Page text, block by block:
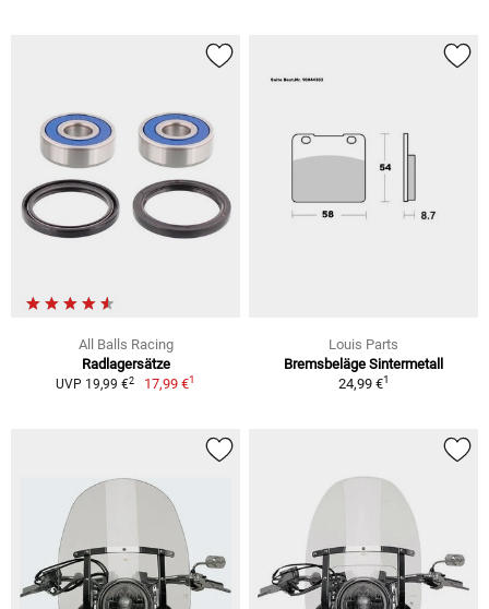
All Balls Racing
Radlagersätze
UVP 19,99 €2 17,99 €1
Louis Parts
Bremsbeläge Sintermetall
24,99 €1